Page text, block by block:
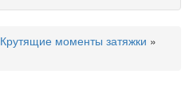
Крутящие моменты затяжки »